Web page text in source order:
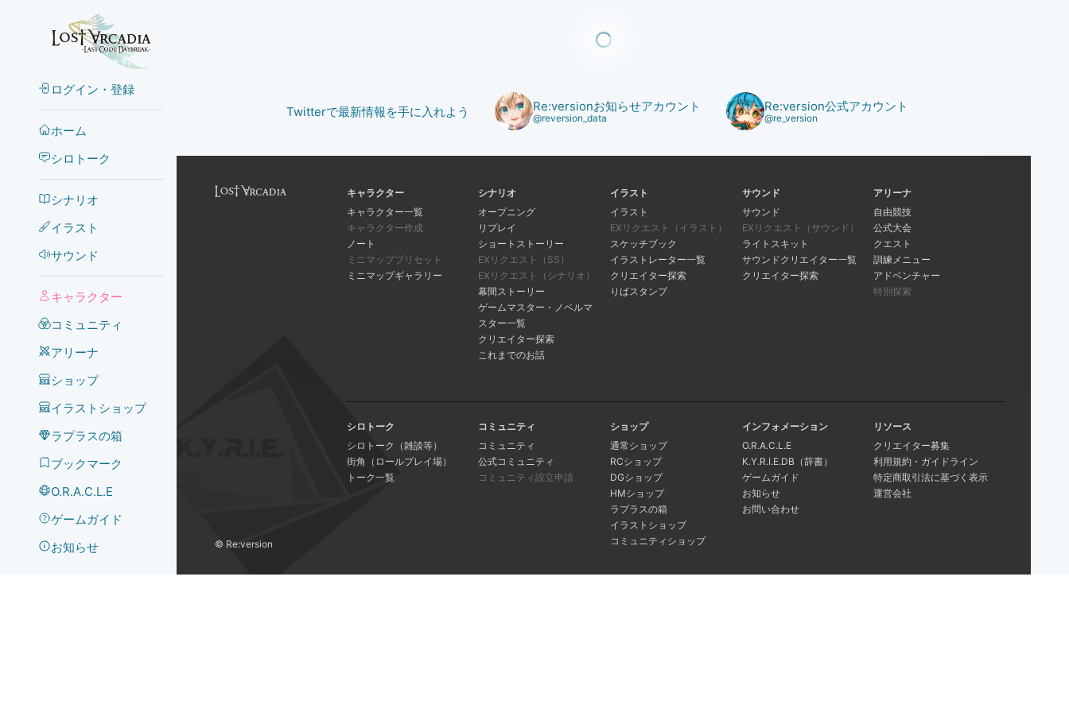
ログイン・登録
ホーム
シロトーク
シナリオ
イラスト
サウンド
キャラクター
コミュニティ
アリーナ
ショップ
イラストショップ
ラプラスの箱
ブックマーク
O.R.A.C.L.E
ゲームガイド
お知らせ
Twitterで最新情報を手に入れよう Re:versionお知らせアカウント
@reversion_data
Re:version公式アカウント
@re_version
キャラクター
キャラクター一覧
キャラクター作成
ノート
ミニマッププリセット
ミニマップギャラリー
シナリオ
オープニング
リプレイ
ショートストーリー
EXリクエスト（SS）
EXリクエスト（シナリオ）
幕間ストーリー
ゲームマスター・ノベルマ
スター一覧
クリエイター探索
これまでのお話
イラスト
イラスト
EXリクエスト（イラスト）
スケッチブック
イラストレーター一覧
クリエイター探索
りばスタンプ
サウンド
サウンド
EXリクエスト（サウンド）
ライトスキット
サウンドクリエイター一覧
クリエイター探索
アリーナ
自由競技
公式大会
クエスト
訓練メニュー
アドベンチャー
特別探索
©️ Re:version
シロトーク
シロトーク（雑談等）
街角（ロールプレイ場）
トーク一覧
コミュニティ
コミュニティ
公式コミュニティ
コミュニティ設立申請
ショップ
通常ショップ
RCショップ
DGショップ
HMショップ
ラプラスの箱
イラストショップ
コミュニティショップ
インフォメーション
O.R.A.C.L.E
K.Y.R.I.E.DB（辞書）
ゲームガイド
お知らせ
お問い合わせ
リソース
クリエイター募集
利用規約・ガイドライン
特定商取引法に基づく表示
運営会社